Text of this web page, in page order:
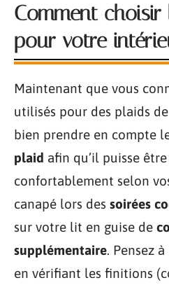
Comment
pour votre
Maintenant que vous
utilisés pour des plaids
bien prendre en compte
plaid afin qu’il puisse
confortablement selon
canapé lors des soirées
sur votre lit en guise de
supplémentaire. Pensez à
en vérifiant les finitions